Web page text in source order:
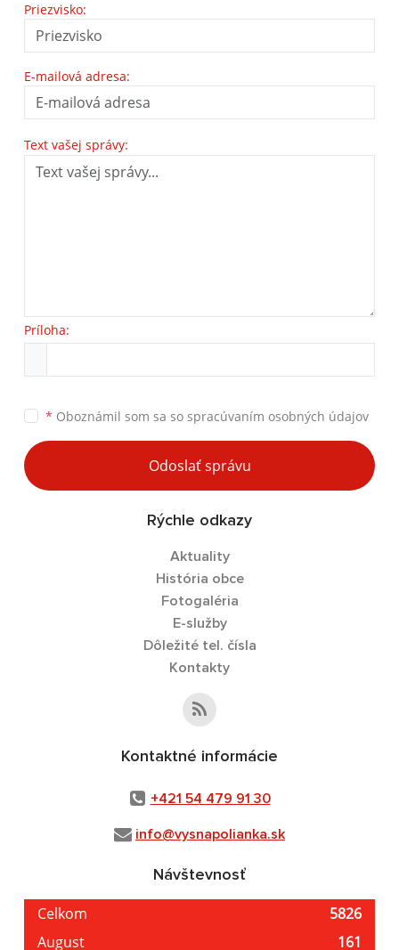
Priezvisko:
E-mailová adresa:
Text vašej správy:
Príloha:
* Oboznámil som sa so spracúvaním osobných údajov
Odoslať správu
Rýchle odkazy
Aktuality
História obce
Fotogaléria
E-služby
Dôležité tel. čísla
Kontakty
Kontaktné informácie
+421 54 479 91 30
info@vysnapolianka.sk
Návštevnosť